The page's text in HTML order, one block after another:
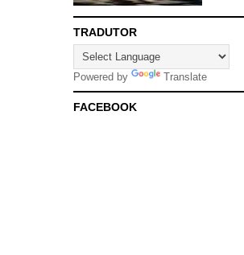
TRADUTOR
Powered by Translate
FACEBOOK